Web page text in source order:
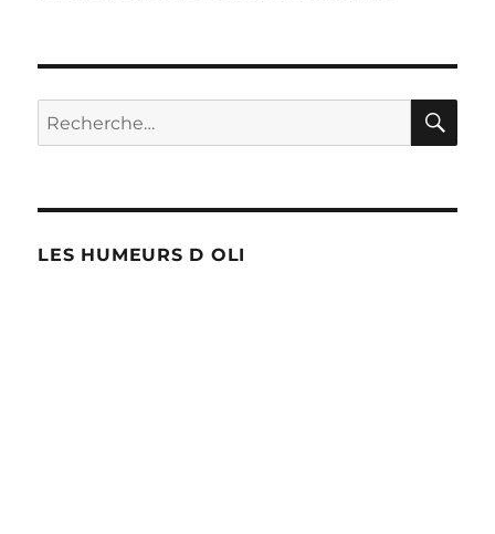
d’agression
sexuelle
!
Recherche
pour :
LES HUMEURS D OLI